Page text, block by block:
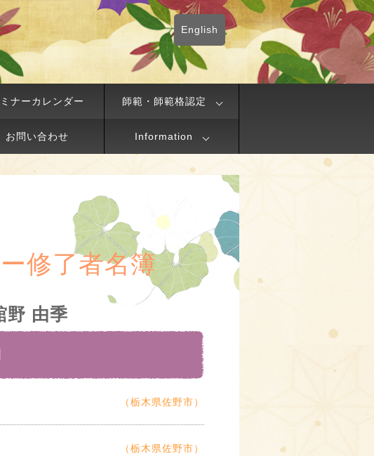
English
ナーカレンダー 師範・師範格認定
お問い合わせ Information
修了者名簿
野 由季
（栃木県佐野市）
（栃木県佐野市）